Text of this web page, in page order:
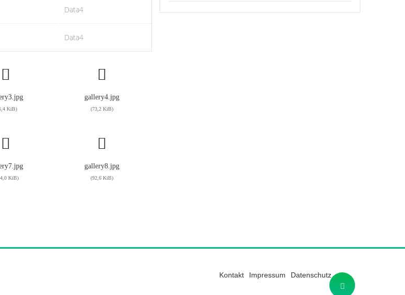
Data4
Data4
KiB)
gallery4.jpg
(73,2 KiB)
KiB)
gallery8.jpg
(92,6 KiB)
Kontakt Impressum Datenschutz